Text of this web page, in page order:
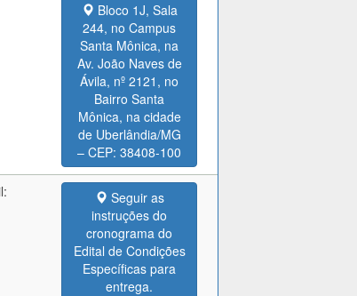
Bloco 1J, Sala
244, no Campus
Santa Mônica, na
Av. João Naves de
Ávila, nº 2121, no
Bairro Santa
Mônica, na cidade
de Uberlândia/MG
– CEP: 38408-100
Seguir as
instruções do
cronograma do
Edital de Condições
Específicas para
entrega.